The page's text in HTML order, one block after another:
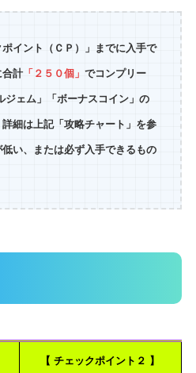
イント（ＣＰ）」までに入手で
合計「２５０個」 でコンプリー
ジェム」「ボーナスコイン」の
細は上記「攻略チャート」を参
い、または必ず入手できるもの
【 チェックポイント２ 】